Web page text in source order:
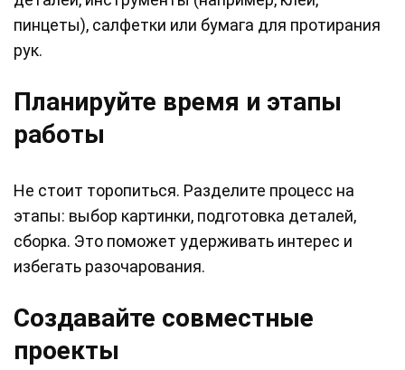
пинцеты), салфетки или бумага для протирания
рук.
Планируйте время и этапы
работы
Не стоит торопиться. Разделите процесс на
этапы: выбор картинки, подготовка деталей,
сборка. Это поможет удерживать интерес и
избегать разочарования.
Создавайте совместные
проекты